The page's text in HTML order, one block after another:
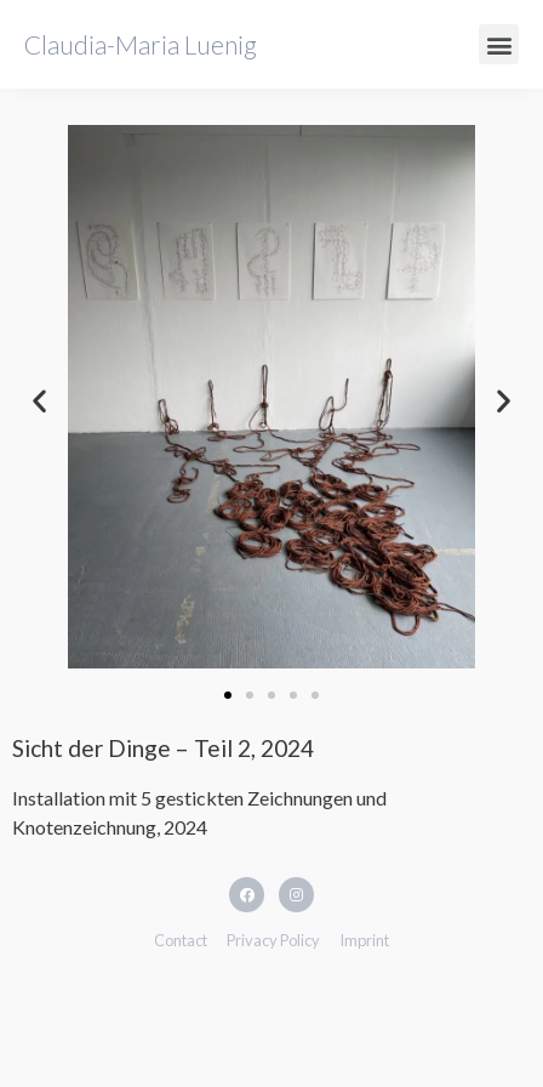
Claudia-Maria Luenig
Sicht der Dinge – Teil 2, 2024
Installation mit 5 gestickten Zeichnungen und
Knotenzeichnung, 2024
Contact Privacy Policy Imprint